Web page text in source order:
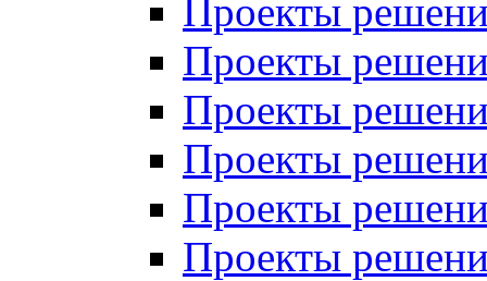
Проекты
Проекты
Проекты
Проекты
Проекты
Проекты